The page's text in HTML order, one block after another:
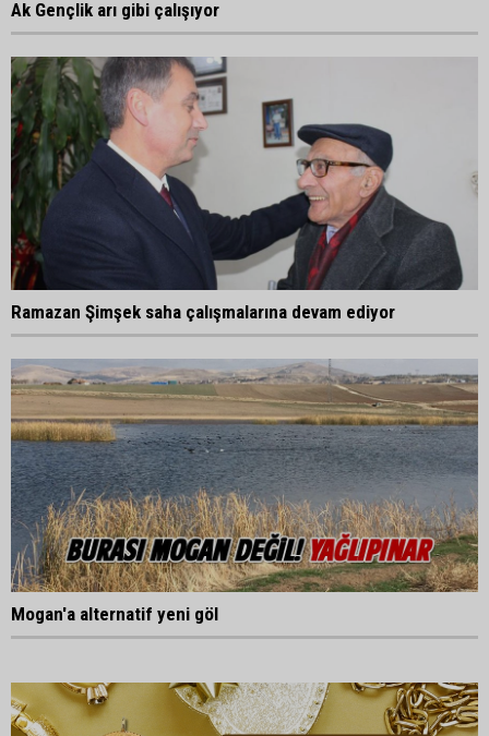
Ak Gençlik arı gibi çalışıyor
Ramazan Şimşek saha çalışmalarına devam ediyor
Mogan'a alternatif yeni göl